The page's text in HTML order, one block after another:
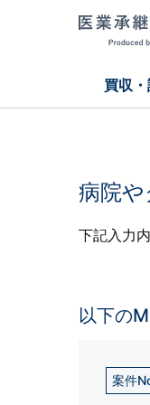
買収
病院
下記入力
以下の
案件